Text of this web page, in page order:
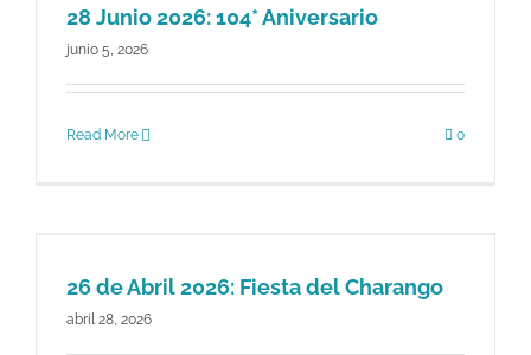
28 Junio 2026: 104* Aniversario
junio 5, 2026
Read More 0
26 de Abril 2026: Fiesta del Charango
abril 28, 2026